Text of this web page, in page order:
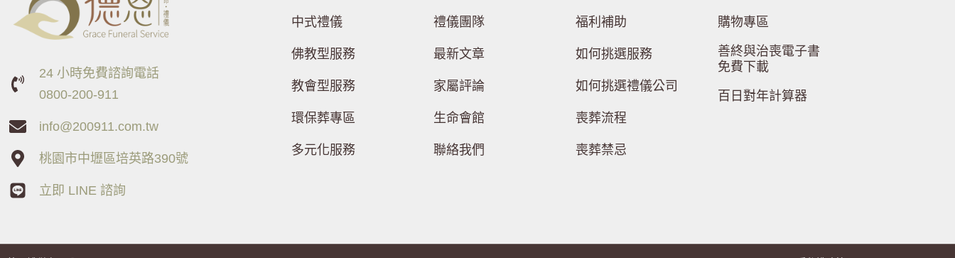
24 小時免費諮詢電話
0800-200-911
info@200911.com.tw
桃園市中壢區培英路390號
立即 LINE 諮詢
中式禮儀
佛教型服務
教會型服務
環保葬專區
多元化服務
禮儀團隊
最新文章
家屬評論
生命會館
聯絡我們
福利補助
如何挑選服務
如何挑選禮儀公司
喪葬流程
喪葬禁忌
購物專區
善終與治喪電子書
免費下載
百日對年計算器